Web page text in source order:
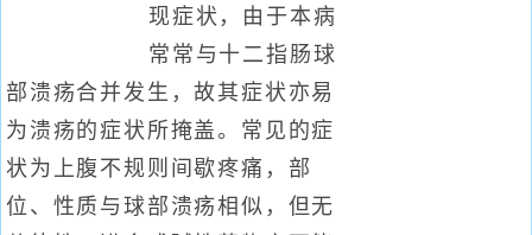
现症状，由于本病
常常与十二指肠球
部溃疡合并发生，故其症状亦易
为溃疡的症状所掩盖。常见的症
状为上腹不规则间歇疼痛，部
位、性质与球部溃疡相似，但无